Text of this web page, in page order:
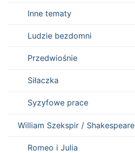
Inne tematy
Ludzie bezdomni
Przedwiośnie
Siłaczka
Syzyfowe prace
William Szekspir / Shakespeare
Romeo i Julia